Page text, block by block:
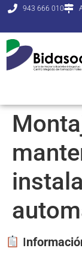
943 666 010
I